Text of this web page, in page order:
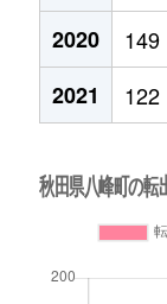
2020
149
2021
122